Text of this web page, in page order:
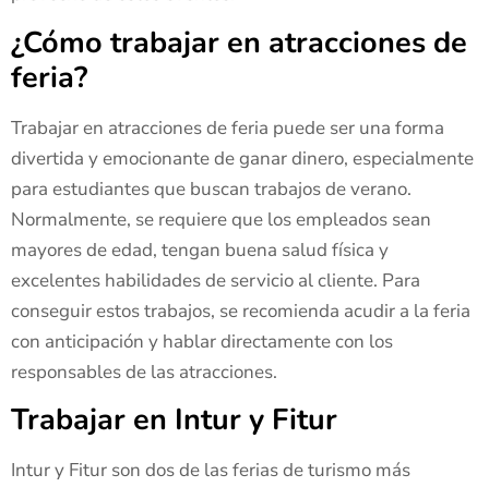
¿Cómo trabajar en atracciones de
feria?
Trabajar en atracciones de feria puede ser una forma
divertida y emocionante de ganar dinero, especialmente
para estudiantes que buscan trabajos de verano.
Normalmente, se requiere que los empleados sean
mayores de edad, tengan buena salud física y
excelentes habilidades de servicio al cliente. Para
conseguir estos trabajos, se recomienda acudir a la feria
con anticipación y hablar directamente con los
responsables de las atracciones.
Trabajar en Intur y Fitur
Intur y Fitur son dos de las ferias de turismo más